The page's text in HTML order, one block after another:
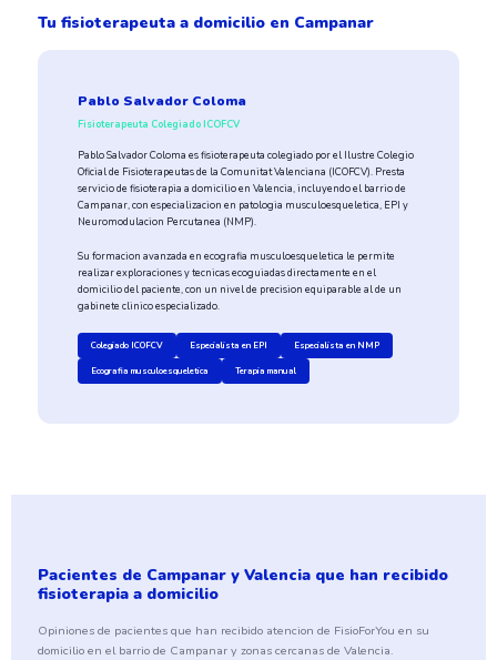
Tu fisioterapeuta a domicilio en Campanar
Pablo Salvador Coloma
Fisioterapeuta Colegiado ICOFCV
Pablo Salvador Coloma es fisioterapeuta colegiado por el Ilustre Colegio
Oficial de Fisioterapeutas de la Comunitat Valenciana (ICOFCV). Presta
servicio de fisioterapia a domicilio en Valencia, incluyendo el barrio de
Campanar, con especializacion en patologia musculoesqueletica, EPI y
Neuromodulacion Percutanea (NMP).
Su formacion avanzada en ecografia musculoesqueletica le permite
realizar exploraciones y tecnicas ecoguiadas directamente en el
domicilio del paciente, con un nivel de precision equiparable al de un
gabinete clinico especializado.
Colegiado ICOFCV Especialista en EPI Especialista en NMP
Ecografia musculoesqueletica Terapia manual
Pacientes de Campanar y Valencia que han recibido
fisioterapia a domicilio
Opiniones de pacientes que han recibido atencion de FisioForYou en su
domicilio en el barrio de Campanar y zonas cercanas de Valencia.